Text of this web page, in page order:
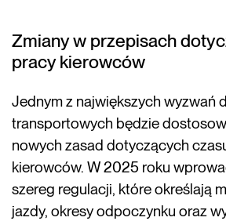
Zmiany w przepisach
pracy kierowców
Jednym z największych wyzwań
transportowych będzie
nowych zasad dotyczących
kierowców. W 2025 roku
szereg regulacji, które określają
jazdy, okresy odpoczynku oraz